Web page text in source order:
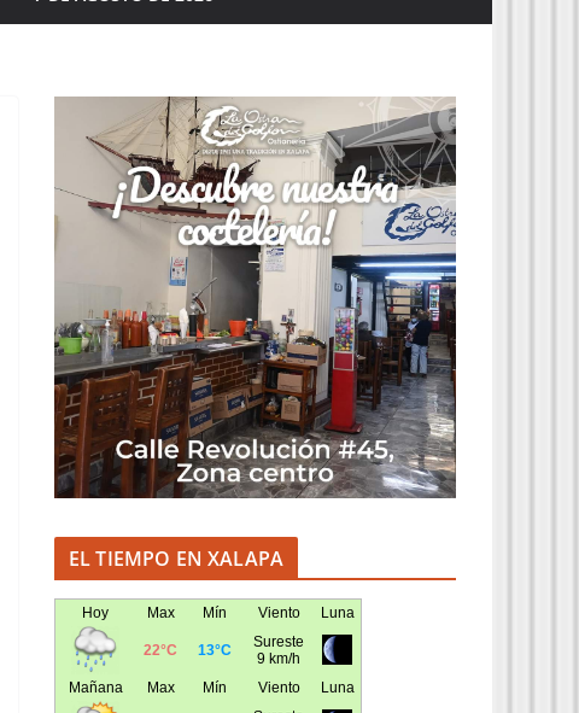
EL TIEMPO EN XALAPA